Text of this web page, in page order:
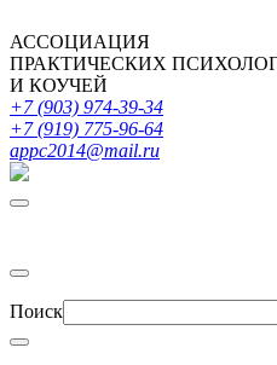
АССОЦИАЦИЯ
ПРАКТИЧЕСКИХ
И КОУЧЕЙ
+7 (903) 974-39-34
+7 (919) 775-96-64
appc2014@mail.ru
Поиск